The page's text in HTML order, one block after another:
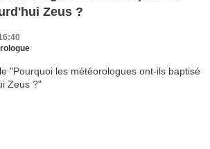
Zeus ?